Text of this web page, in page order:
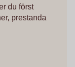
du först
prestanda